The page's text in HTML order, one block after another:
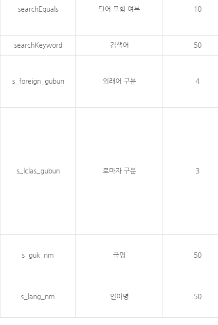
searchEquals 단어 포함 여부 10
searchKeyword 검색어 50
s_foreign_gubun 외래어 구분 4
s_lclas_gubun 로마자 구분 3
s_guk_nm 국명 50
s_lang_nm 언어명 50